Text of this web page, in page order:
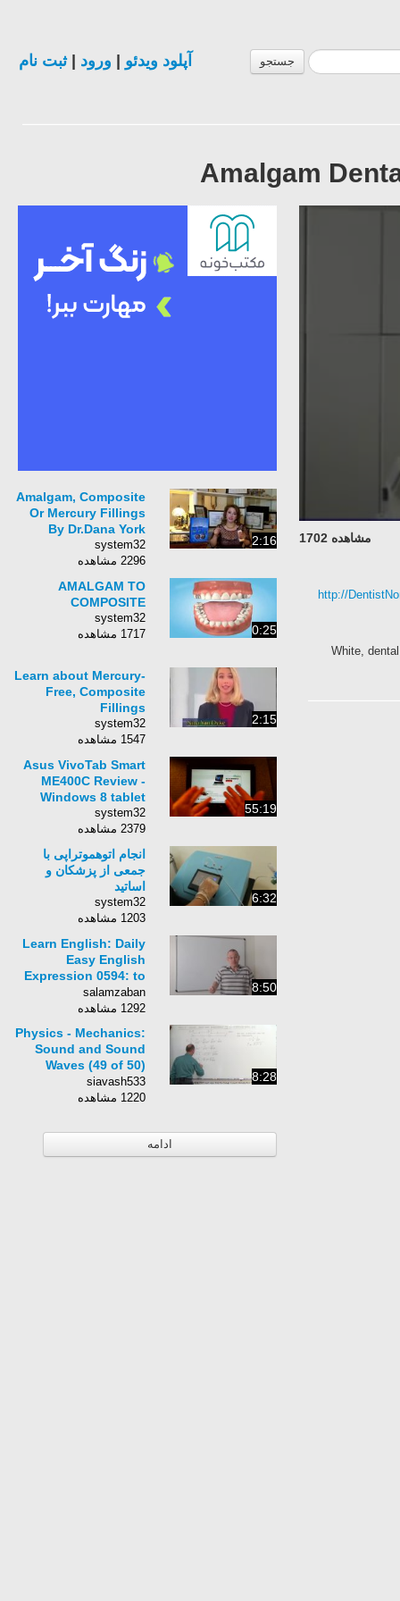
جستجو آپلود ویدئو ورود |ثبت نام
Amalgam
مشاهده 1702
http://
White,
2:16
Amalgam, Composite
Or Mercury Fillings
By Dr.Dana York
system32
2296 مشاهده
0:25
AMALGAM TO
COMPOSITE
system32
1717 مشاهده
2:15
Learn about Mercury-
Free, Composite
Fillings
system32
1547 مشاهده
55:19
Asus VivoTab Smart
ME400C Review -
Windows 8 tablet
system32
2379 مشاهده
6:32
انجام اتوهموتراپی با
جمعی از پزشکان و
اساتید
system32
1203 مشاهده
8:50
Learn English: Daily
Easy English
Expression 0594: to
harbor a feeling of...
salamzaban
1292 مشاهده
8:28
Physics - Mechanics:
Sound and Sound
Waves (49 of 50)
Adding Pressure
Waves Ex. 2***
siavash533
1220 مشاهده
ادامه